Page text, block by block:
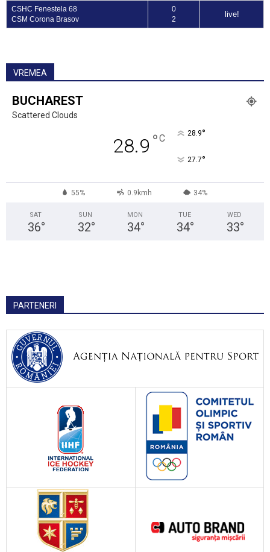
CSHC Fenestela 68
CSM Corona Brasov
0
2
live!
VREMEA
BUCHAREST
Scattered Clouds
28.9 °C 28.9°
27.7°
55% 0.9kmh 34%
SAT
36°
SUN
32°
MON
34°
TUE
34°
WED
33°
PARTENERI